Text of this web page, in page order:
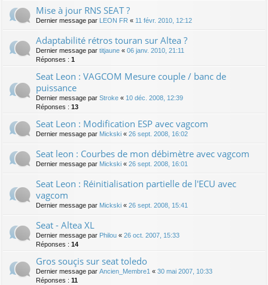
Mise à jour RNS SEAT ?
Dernier message par LEON FR « 11 févr. 2010, 12:12
Adaptabilité rétros touran sur Altea ?
Dernier message par titjaune « 06 janv. 2010, 21:11
Réponses : 1
Seat Leon : VAGCOM Mesure couple / banc de
puissance
Dernier message par Stroke « 10 déc. 2008, 12:39
Réponses : 13
Seat Leon : Modification ESP avec vagcom
Dernier message par Mickski « 26 sept. 2008, 16:02
Seat leon : Courbes de mon débimètre avec vagcom
Dernier message par Mickski « 26 sept. 2008, 16:01
Seat Leon : Réinitialisation partielle de l'ECU avec
vagcom
Dernier message par Mickski « 26 sept. 2008, 15:41
Seat - Altea XL
Dernier message par Philou « 26 oct. 2007, 15:33
Réponses : 14
Gros souçis sur seat toledo
Dernier message par Ancien_Membre1 « 30 mai 2007, 10:33
Réponses : 11